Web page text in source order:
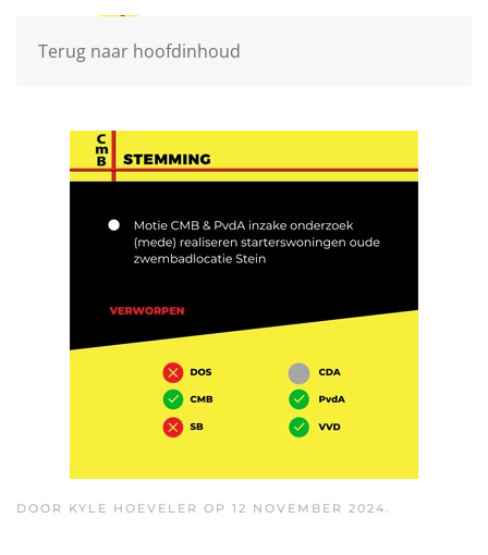
Terug naar hoofdinhoud
DOOR KYLE HOEVELER OP 12 NOVEMBER 2024.